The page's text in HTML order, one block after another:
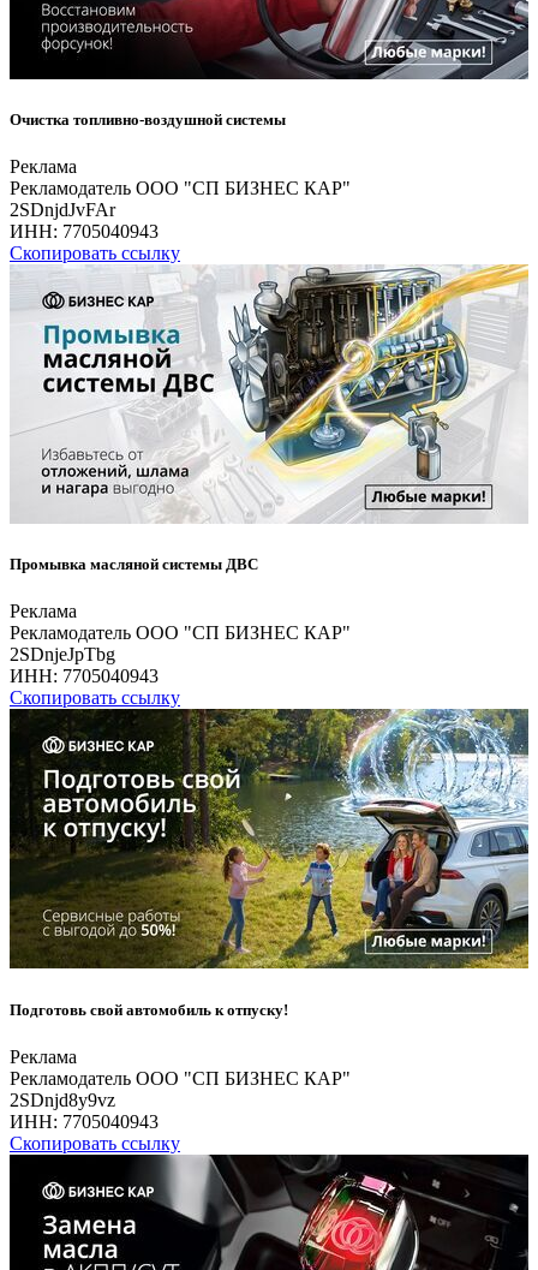
Очистка топливно-воздушной системы
Реклама
Рекламодатель ООО "СП БИЗНЕС КАР"
2SDnjdJvFAr
ИНН: 7705040943
Скопировать ссылку
Промывка масляной системы ДВС
Реклама
Рекламодатель ООО "СП БИЗНЕС КАР"
2SDnjeJpTbg
ИНН: 7705040943
Скопировать ссылку
Подготовь свой автомобиль к отпуску!
Реклама
Рекламодатель ООО "СП БИЗНЕС КАР"
2SDnjd8y9vz
ИНН: 7705040943
Скопировать ссылку